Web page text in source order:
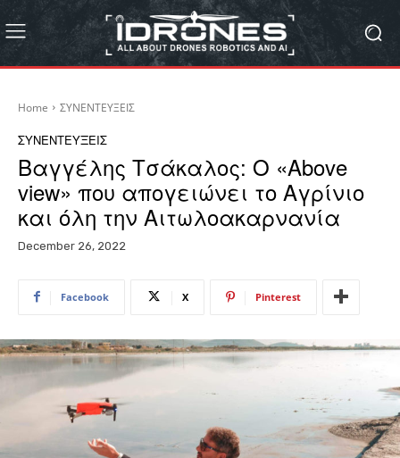
Home ΣΥΝΕΝΤΕΥΞΕΙΣ
ΣΥΝΕΝΤΕΥΞΕΙΣ
Βαγγέλης Τσάκαλος: Ο «Above
view» που απογειώνει το Αγρίνιο
και όλη την Αιτωλοακαρνανία
December 26, 2022
Facebook X Pinterest